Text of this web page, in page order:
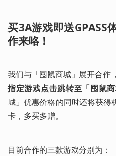
买3A游戏即送GPASS
作来咯！
我们与「囤鼠商城」展开合作
指定游戏点击跳转至「囤鼠
城」优惠价格的同时还将获得
卡，多买多赠。
目前合作的三款游戏分别为：